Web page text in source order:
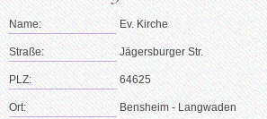
Name: Ev. Kirche
Straße: Jägersburger Str.
PLZ: 64625
Ort: Bensheim - Langwaden